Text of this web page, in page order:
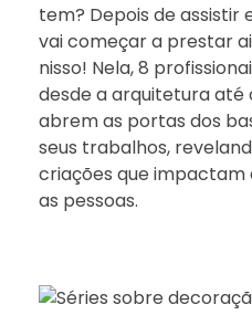
tem? Depois de assistir
vai começar a prestar
nisso! Nela, 8
desde a arquitetura até
abrem as portas dos
seus trabalhos,
criações que impactam
as pessoas.